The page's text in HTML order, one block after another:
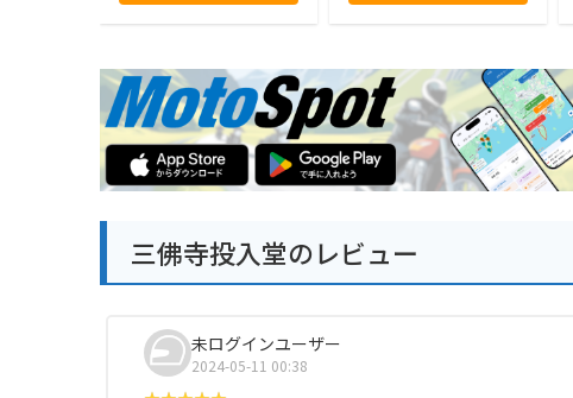
三佛寺投入堂のレビュー
未ログインユーザー
2024-05-11 00:38